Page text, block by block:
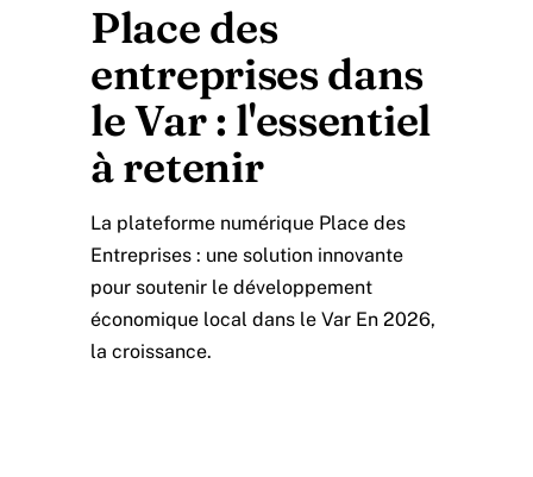
Place des
entreprises dans
le Var : l'essentiel
à retenir
La plateforme numérique Place des
Entreprises : une solution innovante
pour soutenir le développement
économique local dans le Var En 2026,
la croissance.